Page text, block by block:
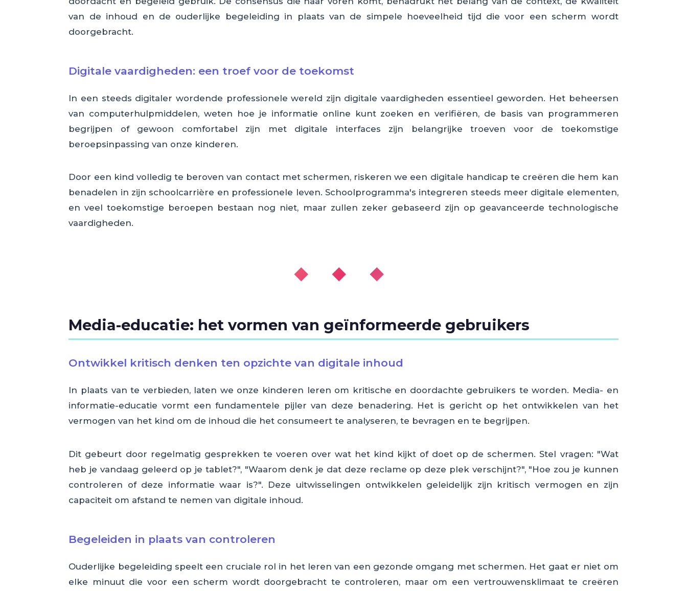
van de inhoud en de ouderlijke begeleiding in plaats van de simpele hoeveelheid tijd die voor een scherm wordt
doorgebracht.
Digitale vaardigheden: een troef voor de toekomst
In een steeds digitaler wordende professionele wereld zijn digitale vaardigheden essentieel geworden. Het beheersen
van computerhulpmiddelen, weten hoe je informatie online kunt zoeken en verifiëren, de basis van programmeren
begrijpen of gewoon comfortabel zijn met digitale interfaces zijn belangrijke troeven voor de toekomstige
beroepsinpassing van onze kinderen.
Door een kind volledig te beroven van contact met schermen, riskeren we een digitale handicap te creëren die hem kan
benadelen in zijn schoolcarrière en professionele leven. Schoolprogramma's integreren steeds meer digitale elementen,
en veel toekomstige beroepen bestaan nog niet, maar zullen zeker gebaseerd zijn op geavanceerde technologische
vaardigheden.
◆ ◆ ◆
Media-educatie: het vormen van geïnformeerde gebruikers
Ontwikkel kritisch denken ten opzichte van digitale inhoud
In plaats van te verbieden, laten we onze kinderen leren om kritische en doordachte gebruikers te worden. Media- en
informatie-educatie vormt een fundamentele pijler van deze benadering. Het is gericht op het ontwikkelen van het
vermogen van het kind om de inhoud die het consumeert te analyseren, te bevragen en te begrijpen.
Dit gebeurt door regelmatig gesprekken te voeren over wat het kind kijkt of doet op de schermen. Stel vragen: "Wat
heb je vandaag geleerd op je tablet?", "Waarom denk je dat deze reclame op deze plek verschijnt?", "Hoe zou je kunnen
controleren of deze informatie waar is?". Deze uitwisselingen ontwikkelen geleidelijk zijn kritisch vermogen en zijn
capaciteit om afstand te nemen van digitale inhoud.
Begeleiden in plaats van controleren
Ouderlijke begeleiding speelt een cruciale rol in het leren van een gezonde omgang met schermen. Het gaat er niet om
elke minuut die voor een scherm wordt doorgebracht te controleren, maar om een vertrouwensklimaat te creëren